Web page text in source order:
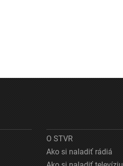
O STVR
Ako si naladiť rádiá